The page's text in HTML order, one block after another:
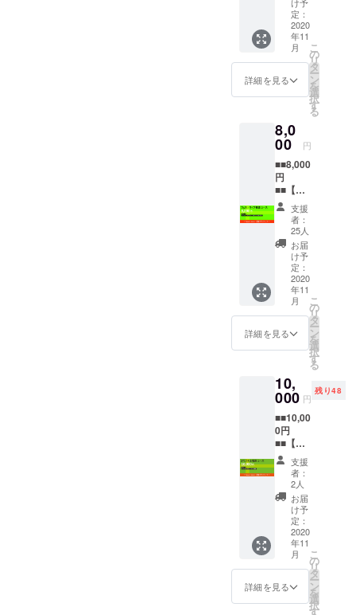
曲など様々
なジャンル
を演奏し、
思い感じる
がまま表現
し、即興演
ルも多く取
り入れてい
る。有名
アーティス
トとのコラ
ボレーショ
ンや異種
アーティス
トとの共演
も多く、芝
居、ミュー
ジカル、
リーディン
ディング、
コンサート
サポート、
プロデュー
スとしても
活動してい
る。現在は
自身のアン
『悠情楽
団』を活動
ている。
切に使
わせて
頂きま
す。 ①
お礼
メール
して感
謝メッ
セージ
をお送
りしま
す。 ②
エフ・
リーブ
ス・オ
リジナ
ル缶
バッチ&
ステッ
カーを
セット
でお送
りいた
様のご
支援お
待ちし
ていま
す。リ
ターン
を選択
後、次
でお好
きな金
額を上
乗せす
る事が
出来ま
す。 頂
いたご
支援は
活動継
続のた
め、大
切に使
わせて
頂きま
す。 ①
お礼
お礼と
して感
謝メッ
セージ
をお送
りしま
す。 ②
エフ・
リーブ
ス・オ
リジナ
ルTシャ
ツ×１枚
※カラー
とサイ
ズをお
選びく
定：
2020
年11
月
詳細を見る
こ
の
リ
タ
ー
ン
を
選
択
す
る
8,0
00 円
■■8,000
円
■■【フ
ェス・
ライブ
音源
コー
ス】 皆
様のご
支援お
待ちし
ていま
す。リ
ターン
を選択
後、次
でお好
きな金
額を上
乗せす
る事が
出来ま
す。頂
いたご
支援は
活動継
続のた
め、大
切に使
わせて
頂きま
す。 ①
お礼
支援
者：
25人
お届
け予
定：
2020
年11
月
詳細を見る
こ
の
リ
タ
ー
ン
を
選
択
す
る
10,
000 円
残り48
■■10,00
0円
■■【オ
リジナ
ル福袋
コー
ス】 皆
様のご
支援お
待ちし
ていま
す。リ
ターン
を選択
後、次
の画面
支援
者：
2人
お届
け予
定：
2020
年11
月
詳細を見る
こ
の
リ
タ
ー
ン
を
選
択
す